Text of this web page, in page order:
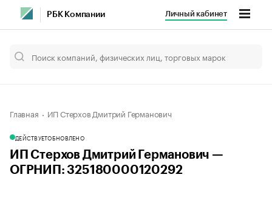
РБК Компании Личный кабинет
Главная ИП Стерхов Дмитрий Германович
ДЕЙСТВУЕТОБНОВЛЕНО
ИП Стерхов Дмитрий Германович —
ОГРНИП: 325180000120292